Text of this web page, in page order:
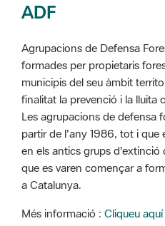
ADF
Agrupacions de Defensa
formades per propietaris
municipis del seu àmbit
finalitat la prevenció i la lluita
Les agrupacions de defensa
partir de l'any 1986, tot i que
en els antics grups
que es varen començar a
a Catalunya.
Més informació : Cliqueu aquí